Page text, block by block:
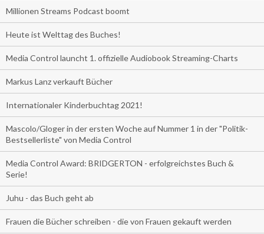
Millionen Streams Podcast boomt
Heute ist Welttag des Buches!
Media Control launcht 1. offizielle Audiobook Streaming-Charts
Markus Lanz verkauft Bücher
Internationaler Kinderbuchtag 2021!
Mascolo/Gloger in der ersten Woche auf Nummer 1 in der "Politik-
Bestsellerliste" von Media Control
Media Control Award: BRIDGERTON - erfolgreichstes Buch &
Serie!
Juhu - das Buch geht ab
Frauen die Bücher schreiben - die von Frauen gekauft werden